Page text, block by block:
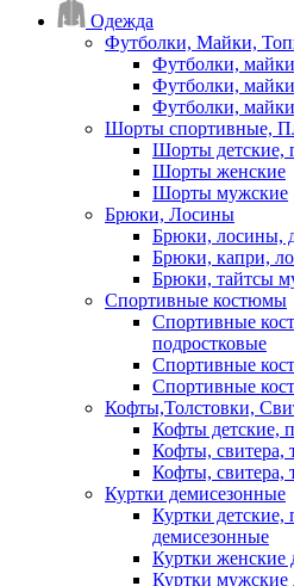
Одежда
Футболки, Майки,
Футболки,
Футболки,
Футболки,
Шорты спортивные,
Шорты детские,
Шорты женские
Шорты мужские
Брюки, Лосины
Брюки, лосины,
Брюки, капри,
Брюки, тайтсы
Спортивные костюмы
Спортивные
подростковые
Спортивные
Спортивные
Кофты,Толстовки,
Кофты детские,
Кофты, свитера,
Кофты, свитера,
Куртки демисезонные
Куртки детские,
демисезонные
Куртки женские
Куртки мужские